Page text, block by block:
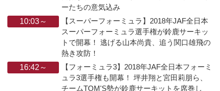
ーたちの意気込み
10:03～
【スーパーフォーミュラ】2018年JAF全日本
スーパーフォーミュラ選手権が鈴鹿サーキッ
トで開幕！ 逃げる山本尚貴、追う関口雄飛の
熱き攻防！
16:42～
【フォーミュラ3】2018年JAF全日本フォーミ
ュラ3選手権も開幕！ 坪井翔と宮田莉朋ら、
チームTOM'S勢が鈴鹿サーキットを席巻し